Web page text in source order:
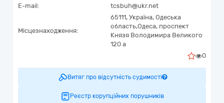
E-mail:
tcsbuh@ukr.net
Місцезнаходження:
65111, Україна, Одеська
область,Одеса, проспект
Князя Володимира Великого
120 а
0
Витяг про відсутність судимості
Реєстр корупційних порушників